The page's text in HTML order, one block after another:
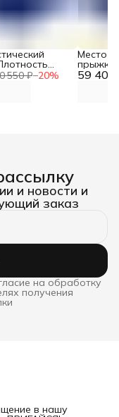
550 ₽−20%
кг/м3, 1 мат 59 400
Место
и новости и
заказ
на обработку
получения
в нашу